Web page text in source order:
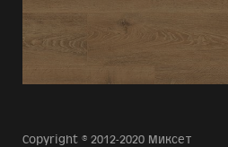
Copyright © 2012-2020 Миксет